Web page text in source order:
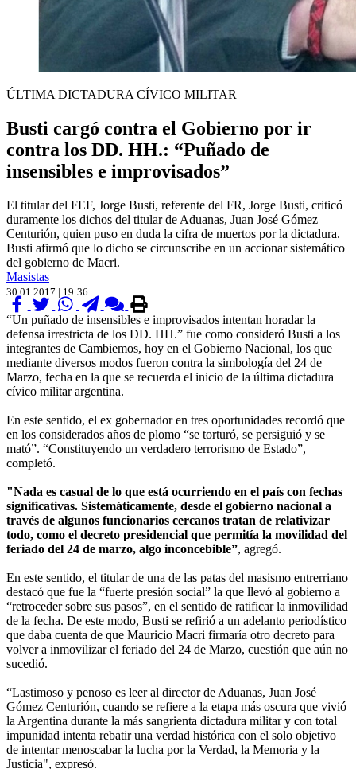
ÚLTIMA DICTADURA CÍVICO MILITAR
Busti cargó contra el Gobierno por ir
contra los DD. HH.: “Puñado de
insensibles e improvisados”
El titular del FEF, Jorge Busti, referente del FR, Jorge Busti, criticó
duramente los dichos del titular de Aduanas, Juan José Gómez
Centurión, quien puso en duda la cifra de muertos por la dictadura.
Busti afirmó que lo dicho se circunscribe en un accionar sistemático
del gobierno de Macri.
Masistas
30.01.2017 | 19:36
“Un puñado de insensibles e improvisados intentan horadar la
defensa irrestricta de los DD. HH.” fue como consideró Busti a los
integrantes de Cambiemos, hoy en el Gobierno Nacional, los que
mediante diversos modos fueron contra la simbología del 24 de
Marzo, fecha en la que se recuerda el inicio de la última dictadura
cívico militar argentina.
En este sentido, el ex gobernador en tres oportunidades recordó que
en los considerados años de plomo “se torturó, se persiguió y se
mató”. “Constituyendo un verdadero terrorismo de Estado”,
completó.
"Nada es casual de lo que está ocurriendo en el país con fechas
significativas. Sistemáticamente, desde el gobierno nacional a
través de algunos funcionarios cercanos tratan de relativizar
todo, como el decreto presidencial que permitía la movilidad del
feriado del 24 de marzo, algo inconcebible”, agregó.
En este sentido, el titular de una de las patas del masismo entrerriano
destacó que fue la “fuerte presión social” la que llevó al gobierno a
“retroceder sobre sus pasos”, en el sentido de ratificar la inmovilidad
de la fecha. De este modo, Busti se refirió a un adelanto periodístico
que daba cuenta de que Mauricio Macri firmaría otro decreto para
volver a inmovilizar el feriado del 24 de Marzo, cuestión que aún no
sucedió.
“Lastimoso y penoso es leer al director de Aduanas, Juan José
Gómez Centurión, cuando se refiere a la etapa más oscura que vivió
la Argentina durante la más sangrienta dictadura militar y con total
impunidad intenta rebatir una verdad histórica con el solo objetivo
de intentar menoscabar la lucha por la Verdad, la Memoria y la
Justicia", expresó.